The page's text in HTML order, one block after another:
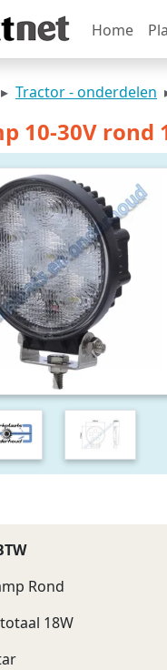
Home
Tractor - onderdelen
10-30V rond
Rond
18W